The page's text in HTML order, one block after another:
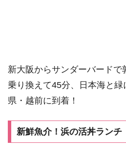
新大阪からサンダーバードで
乗り換えて45分、日本海と
県・越前に到着！
新鮮魚介！浜の活丼ランチ